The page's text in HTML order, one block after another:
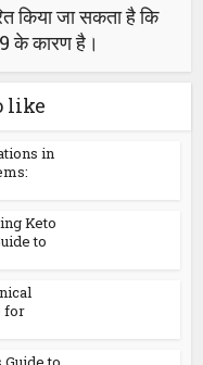
किया जा सकता है कि
के कारण है।
like
in
Keto
to
for